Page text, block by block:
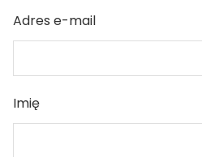
Adres e-mail
Imię